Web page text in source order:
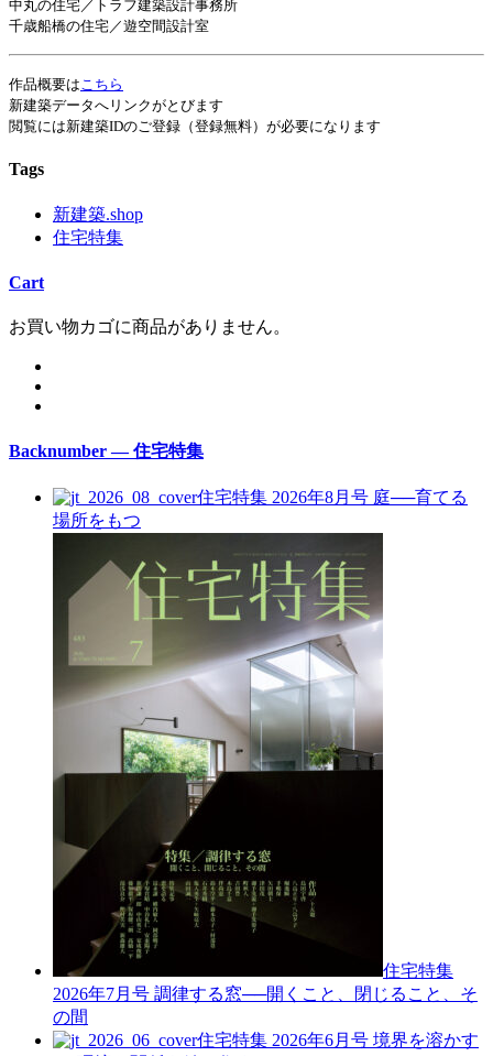
中丸の住宅／トラフ建築設計事務所
千歳船橋の住宅／遊空間設計室
作品概要はこちら
新建築データへリンクがとびます
閲覧には新建築IDのご登録（登録無料）が必要になります
Tags
新建築.shop
住宅特集
Cart
お買い物カゴに商品がありません。
Backnumber — 住宅特集
住宅特集 2026年8月号 庭──育てる
場所をもつ
住宅特集
2026年7月号 調律する窓──開くこと、閉じること、そ
の間
住宅特集 2026年6月号 境界を溶かす